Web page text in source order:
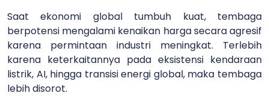
Saat ekonomi global tumbuh kuat, tembaga
berpotensi mengalami kenaikan harga secara agresif
karena permintaan industri meningkat. Terlebih
karena keterkaitannya pada eksistensi kendaraan
listrik, AI, hingga transisi energi global, maka tembaga
lebih disorot.